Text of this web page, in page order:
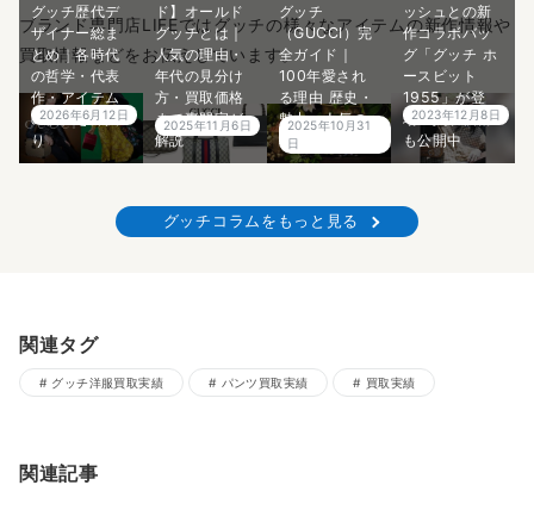
ブランド専門店LIFEではグッチの様々なアイテムの新作情報や
買取情報などをお伝えしています。
グッチ歴代デ
ザイナー総ま
とめ｜各時代
の哲学・代表
作・アイテム
の価値を深掘
り
2026年6月12日
ド】オールド
グッチとは｜
人気の理由・
年代の見分け
方・買取価格
まで専門家が
解説
2025年11月6日
グッチ
（GUCCI）完
全ガイド｜
100年愛され
る理由 歴史・
魅力・人気の
秘密をご紹介
2025年10月31
日
ッシュとの新
作コラボバッ
グ「グッチ ホ
ースビット
1955」が登
場！買取価格
も公開中
2023年12月8日
グッチコラムをもっと見る
関連タグ
グッチ洋服買取実績 パンツ買取実績 買取実績
関連記事